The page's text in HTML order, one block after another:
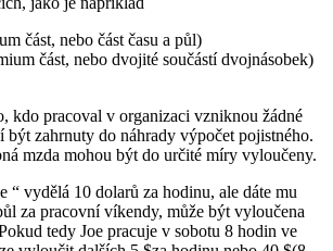
část, nebo část času a půl)
část, nebo dvojité součástí dvojnásobek)
kdo pracoval v organizaci vzniknou žádné
být zahrnuty do náhrady výpočet pojistného.
mzda mohou být do určité míry vyloučeny.
“ vydělá 10 dolarů za hodinu, ale dáte mu
za pracovní víkendy, může být vyloučena
tedy Joe pracuje v sobotu 8 hodin ve